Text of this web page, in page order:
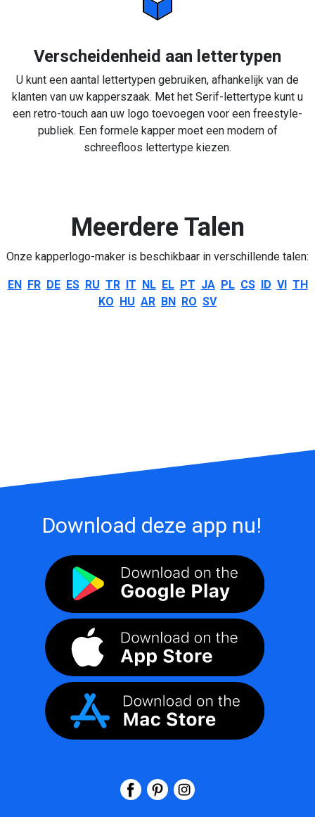
Verscheidenheid aan lettertypen
U kunt een aantal lettertypen gebruiken, afhankelijk van de
klanten van uw kapperszaak. Met het Serif-lettertype kunt u
een retro-touch aan uw logo toevoegen voor een freestyle-
publiek. Een formele kapper moet een modern of
schreefloos lettertype kiezen.
Meerdere Talen
Onze kapperlogo-maker is beschikbaar in verschillende talen:
EN FR DE ES RU TR IT NL EL PT JA PL CS ID VI TH
KO HU AR BN RO SV
Download deze app nu!